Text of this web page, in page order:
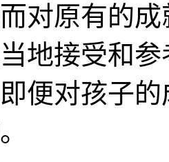
对原有的
地接受和
便对孩子